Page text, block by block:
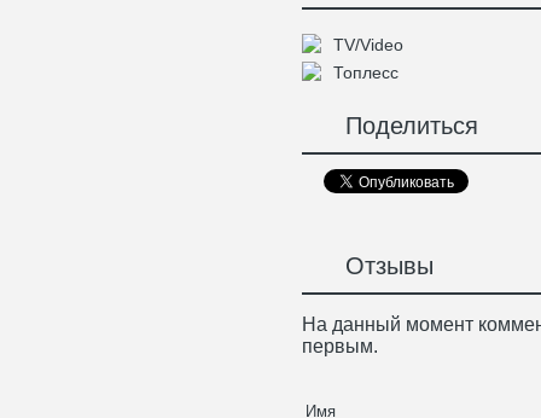
TV/Video
Топлесс
Поделиться
Отзывы
На данный момент
первым.
Имя